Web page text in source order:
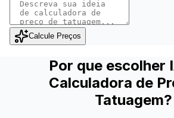
Calcule Preços
Por que escolher
Calculadora de
Tatuagem?